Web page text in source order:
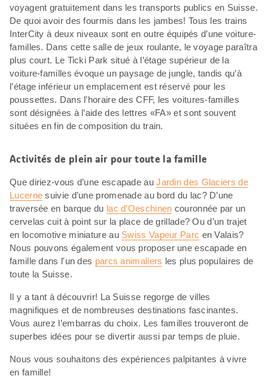
voyagent gratuitement dans les transports publics en Suisse.
De quoi avoir des fourmis dans les jambes! Tous les trains
InterCity à deux niveaux sont en outre équipés d’une voiture-
familles. Dans cette salle de jeux roulante, le voyage paraîtra
plus court. Le Ticki Park situé à l’étage supérieur de la
voiture-familles évoque un paysage de jungle, tandis qu’à
l’étage inférieur un emplacement est réservé pour les
poussettes. Dans l’horaire des CFF, les voitures-familles
sont désignées à l’aide des lettres «FA» et sont souvent
situées en fin de composition du train.
Activités de plein air pour toute la famille
Que diriez-vous d’une escapade auJardin des Glaciers de
Lucerne suivie d’une promenade au bord du lac? D’une
traversée en barque du lac d’Oeschinen couronnée par un
cervelas cuit à point sur la place de grillade? Ou d’un trajet
en locomotive miniature au Swiss Vapeur Parc en Valais?
Nous pouvons également vous proposer une escapade en
famille dans l'un des parcs animaliers les plus populaires de
toute la Suisse.
Il y a tant à découvrir! La Suisse regorge de villes
magnifiques et de nombreuses destinations fascinantes.
Vous aurez l’embarras du choix. Les familles trouveront de
superbes idées pour se divertir aussi par temps de pluie.
Nous vous souhaitons des expériences palpitantes à vivre
en famille!